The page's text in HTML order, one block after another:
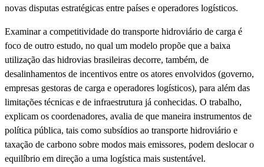
novas disputas estratégicas entre países e operadores logísticos.
Examinar a competitividade do transporte hidroviário de carga é
foco de outro estudo, no qual um modelo propõe que a baixa
utilização das hidrovias brasileiras decorre, também, de
desalinhamentos de incentivos entre os atores envolvidos (governo,
empresas gestoras de carga e operadores logísticos), para além das
limitações técnicas e de infraestrutura já conhecidas. O trabalho,
explicam os coordenadores, avalia de que maneira instrumentos de
política pública, tais como subsídios ao transporte hidroviário e
taxação de carbono sobre modos mais emissores, podem deslocar o
equilíbrio em direção a uma logística mais sustentável.